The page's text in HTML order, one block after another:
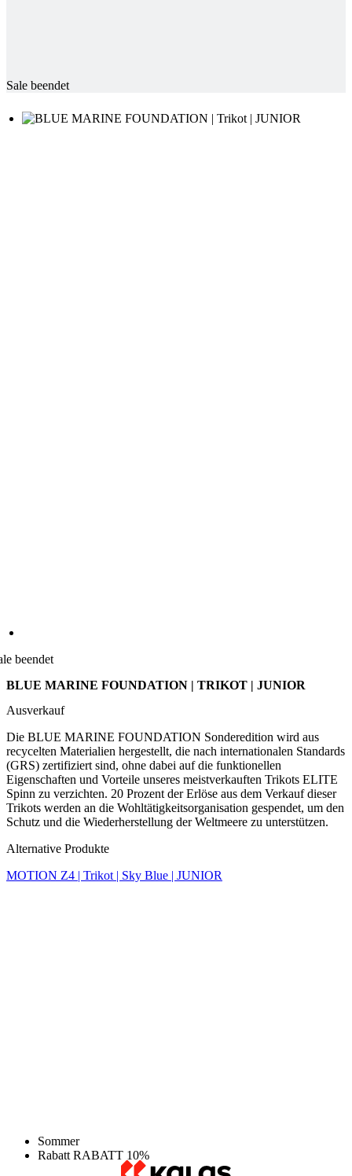
recycelten Materialien hergestellt, die nach internationalen Standards
Eigenschaften und Vorteile unseres meistverkauften Trikots ELITE
Trikots werden an die Wohltätigkeitsorganisation gespendet, um den
Schutz und die Wiederherstellung der Weltmeere zu unterstützen.
Alternative Produkte
MOTION Z4 | Trikot | Sky Blue | JUNIOR
Původní cena54,90 €
Preis
49,50 €